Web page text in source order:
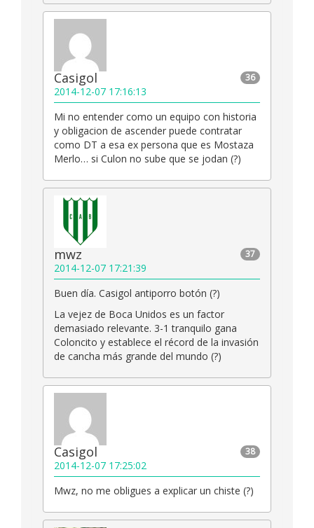
36
Casigol
2014-12-07 17:16:13
Mi no entender como un equipo con historia
y obligacion de ascender puede contratar
como DT a esa ex persona que es Mostaza
Merlo… si Culon no sube que se jodan (?)
37
mwz
2014-12-07 17:21:39
Buen día. Casigol antiporro botón (?)
La vejez de Boca Unidos es un factor
demasiado relevante. 3-1 tranquilo gana
Coloncito y establece el récord de la invasión
de cancha más grande del mundo (?)
38
Casigol
2014-12-07 17:25:02
Mwz, no me obligues a explicar un chiste (?)